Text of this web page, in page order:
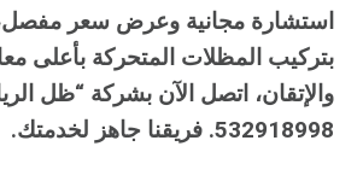
استشارة مجانية وعرض سعر
بتركيب المظلات المتحركة بأعلى
والإتقان، اتصل الآن بشركة “ظل
532918998. فريقنا جاهز لخدمتك.